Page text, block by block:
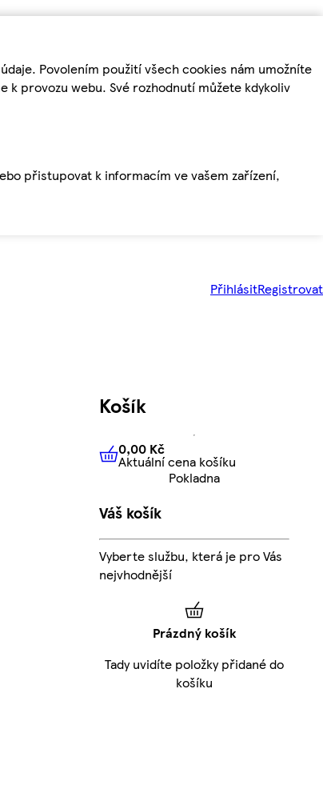
Povolením použití všech cookies nám umožníte
provozu webu. Své rozhodnutí můžete kdykoliv
přistupovat k informacím ve vašem zařízení,
PřihlásitRegistrovat
Košík
0,00 KčAktuální cena košíku
0,00 Kč
Aktuální cena košíku
Pokladna
Váš košík
Vyberte službu, která je pro Vás
nejvhodnější
Prázdný košík
Tady uvidíte položky přidané do
košíku